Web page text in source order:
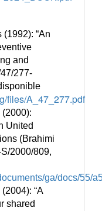
“An
and
277-
files/A_47_277.pdf
United
(Brahimi
S/2000/809,
ga/docs/55/
“A
shared